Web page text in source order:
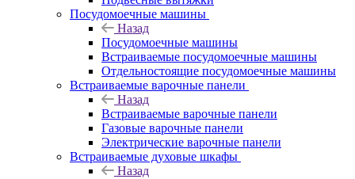
Посудомоечные машины
Назад
Посудомоечные машины
Встраиваемые посудомоечные машины
Отдельностоящие посудомоечные машины
Встраиваемые варочные панели
Назад
Встраиваемые варочные панели
Газовые варочные панели
Электрические варочные панели
Встраиваемые духовые шкафы
Назад